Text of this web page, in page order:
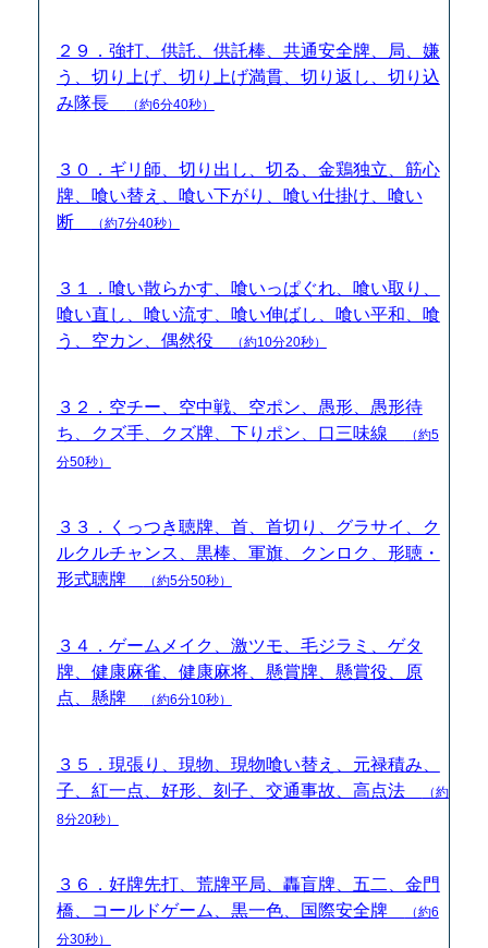
２９．強打、供託、供託棒、共通安全牌、局、嫌
う、切り上げ、切り上げ満貫、切り返し、切り込
み隊長
（約6分40秒）
３０．ギリ師、切り出し、切る、金鶏独立、筋心
牌、喰い替え、喰い下がり、喰い仕掛け、喰い
断
（約7分40秒）
３１．喰い散らかす、喰いっぱぐれ、喰い取り、
喰い直し、喰い流す、喰い伸ばし、喰い平和、喰
う、空カン、偶然役
（約10分20秒）
３２．空チー、空中戦、空ポン、愚形、愚形待
ち、クズ手、クズ牌、下りポン、口三味線
（約5
分50秒）
３３．くっつき聴牌、首、首切り、グラサイ、ク
ルクルチャンス、黒棒、軍旗、クンロク、形聴・
形式聴牌
（約5分50秒）
３４．ゲームメイク、激ツモ、毛ジラミ、ゲタ
牌、健康麻雀、健康麻将、懸賞牌、懸賞役、原
点、懸牌
（約6分10秒）
３５．現張り、現物、現物喰い替え、元禄積み、
子、紅一点、好形、刻子、交通事故、高点法
（約
8分20秒）
３６．好牌先打、荒牌平局、轟盲牌、五二、金門
橋、コールドゲーム、黒一色、国際安全牌
（約6
分30秒）